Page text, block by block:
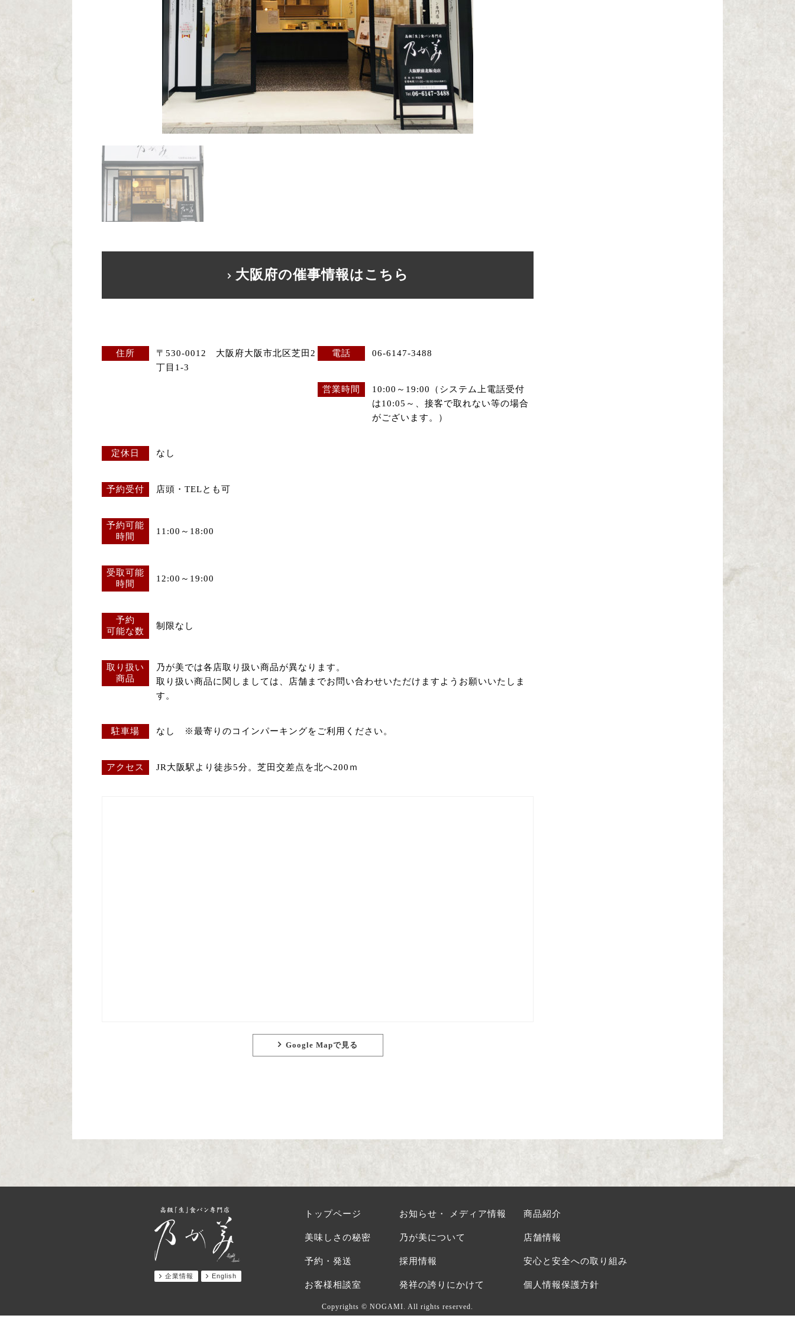
大阪府の催事情報はこちら
住所
〒530-0012 大阪府大阪市北区芝田2
丁目1-3
電話 06-6147-3488
営業時間
10:00～19:00（システム上電話受付
は10:05～、接客で取れない等の場合
がございます。）
定休日 なし
予約受付 店頭・TELとも可
予約可能
時間
11:00～18:00
受取可能
時間
12:00～19:00
予約
可能な数
制限なし
取り扱い
商品
乃が美では各店取り扱い商品が異なります。
取り扱い商品に関しましては、店舗までお問い合わせいただけますようお願いいたしま
す。
駐車場 なし ※最寄りのコインパーキングをご利用ください。
アクセス JR大阪駅より徒歩5分。芝田交差点を北へ200ｍ
Google Mapで見る
企業情報 English
トップページ お知らせ・ メディア情報 商品紹介
美味しさの秘密 乃が美について 店舗情報
予約・発送 採用情報 安心と安全への取り組み
お客様相談室 発祥の誇りにかけて 個人情報保護方針
Copyrights © NOGAMI. All rights reserved.